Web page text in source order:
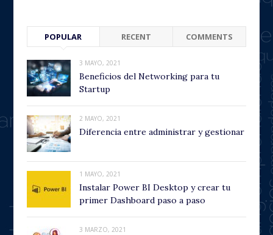
POPULAR RECENT COMMENTS
3 MAYO, 2021
Beneficios del Networking para tu
Startup
2 MAYO, 2021
Diferencia entre administrar y gestionar
1 MAYO, 2021
Instalar Power BI Desktop y crear tu
primer Dashboard paso a paso
3 MARZO, 2021